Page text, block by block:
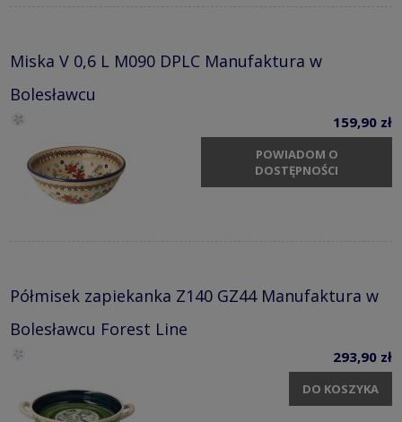
Miska V 0,6 L M090 DPLC Manufaktura w
Bolesławcu
159,90 zł
POWIADOM O
DOSTĘPNOŚCI
Półmisek zapiekanka Z140 GZ44 Manufaktura w
Bolesławcu Forest Line
293,90 zł
DO KOSZYKA